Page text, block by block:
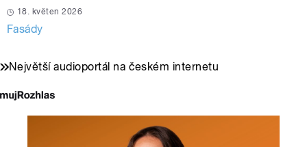
18. květen 2026
Fasády
Největší audioportál na českém internetu